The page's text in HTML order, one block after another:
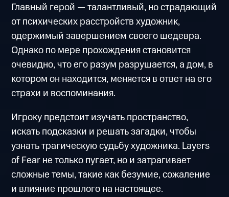
Главный герой — талантливый, но страдающий
от психических расстройств художник,
одержимый завершением своего шедевра.
Однако по мере прохождения становится
очевидно, что его разум разрушается, а дом, в
котором он находится, меняется в ответ на его
страхи и воспоминания.
Игроку предстоит изучать пространство,
искать подсказки и решать загадки, чтобы
узнать трагическую судьбу художника. Layers
of Fear не только пугает, но и затрагивает
сложные темы, такие как безумие, сожаление
и влияние прошлого на настоящее.